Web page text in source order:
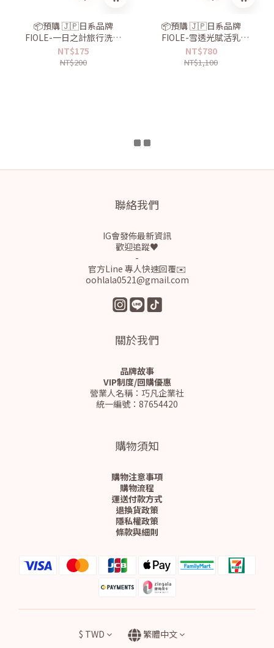
📦預購 🇯🇵日系品牌
FIOLE-一日之計旅行洗護
系列50ML 新款上架✨
NT$175
NT$200
📦預購 🇯🇵日系品牌
FIOLE-雪透光賦活乳
150ml
NT$780
NT$1,100
聯絡我們
IG會發佈最新資訊
歡迎追蹤♥
-
官方Line 專人快速回覆✉️
oohlala0521@gmail.com
關於我們
品牌故事
VIP制度/回購優惠
營業人名稱：巧凡企業社
統一編號：87654420
購物須知
購物注意事項
購物流程
運送付款方式
退換貨政策
隱私權政策
條款與細則
$ TWD 繁體中文